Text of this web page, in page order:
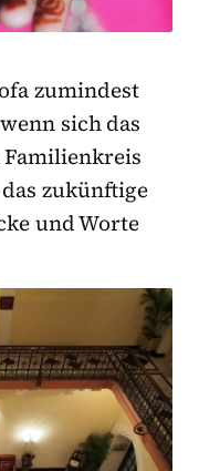
zumindest
sich das
Familienkreis
zukünftige
und Worte